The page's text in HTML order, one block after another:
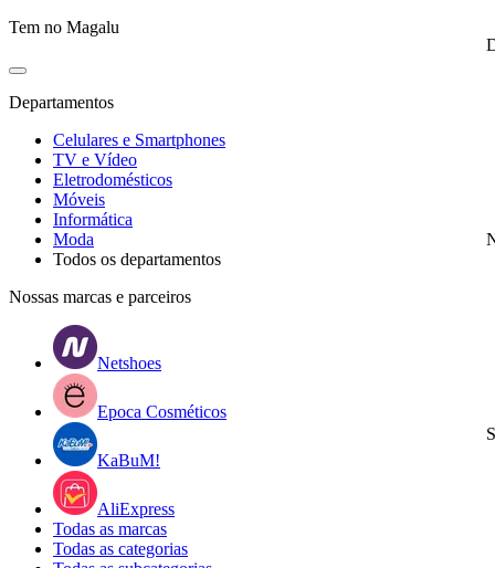
Tem no Magalu
Departamentos
Celulares e Smartphones
TV e Vídeo
Eletrodomésticos
Móveis
Informática
Moda
Todos os departamentos
Nossas marcas e parceiros
Netshoes
Epoca Cosméticos
KaBuM!
AliExpress
Todas as marcas
Todas as categorias